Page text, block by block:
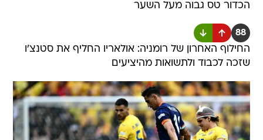
הכדור טס גבוה מעל השער
88
החילוף האחרון של רומניה: אולאריו החליף את סטנצ'ו
שזכה לכבוד ולתשואות מהיציעים